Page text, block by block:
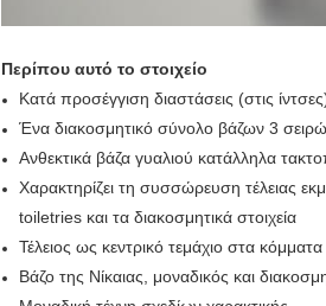
Περίπου αυτό το στοιχείο
Κατά προσέγγιση διαστάσεις (στις
Ένα διακοσμητικό σύνολο βάζων 3
Ανθεκτικά βάζα γυαλιού κατάλληλα
Χαρακτηρίζει τη συσσώρευση τέλειας
toiletries και τα διακοσμητικά στοιχεία
Τέλειος ως κεντρικό τεμάχιο στα
Βάζο της Νίκαιας, μοναδικός και